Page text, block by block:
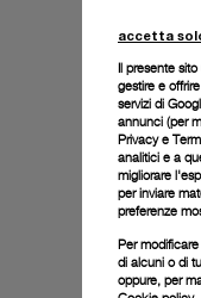
accetta
Il presente
gestire e
servizi di
annunci (per
Privacy e
analitici e a
migliorare
per inviare
preferenze
Per
di alcuni o di
oppure, per